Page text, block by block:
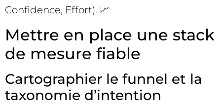
Confidence, Effort). 📈
Mettre en place une stack
de mesure fiable
Cartographier le funnel et la
taxonomie d’intention